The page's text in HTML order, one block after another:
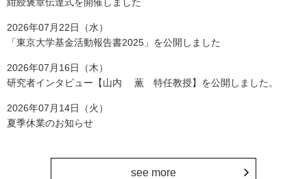
2026年07月22日（水）
「東京大学基金活動報告書2025」を公開しました
2026年07月16日（木）
研究者インタビュー【山内 薫 特任教授】を公開しました。
2026年07月14日（火）
夏季休業のお知らせ
see more